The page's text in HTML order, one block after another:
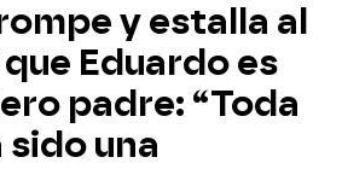
y estalla al
Eduardo es
padre: “Toda
sido una